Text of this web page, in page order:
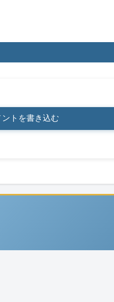
ントを書き込む